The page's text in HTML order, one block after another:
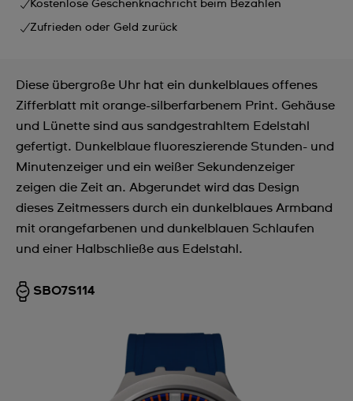
Kostenlose Geschenknachricht beim Bezahlen
Zufrieden oder Geld zurück
Diese übergroße Uhr hat ein dunkelblaues offenes
Zifferblatt mit orange-silberfarbenem Print. Gehäuse
und Lünette sind aus sandgestrahltem Edelstahl
gefertigt. Dunkelblaue fluoreszierende Stunden- und
Minutenzeiger und ein weißer Sekundenzeiger
zeigen die Zeit an. Abgerundet wird das Design
dieses Zeitmessers durch ein dunkelblaues Armband
mit orangefarbenen und dunkelblauen Schlaufen
und einer Halbschließe aus Edelstahl.
SB07S114